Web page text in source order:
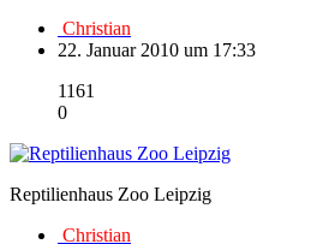
Christian
22. Januar 2010 um 17:33
1161
0
Reptilienhaus Zoo Leipzig
Christian